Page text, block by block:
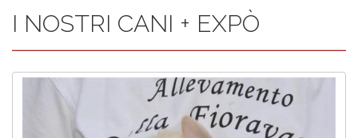
I NOSTRI CANI + EXPÒ